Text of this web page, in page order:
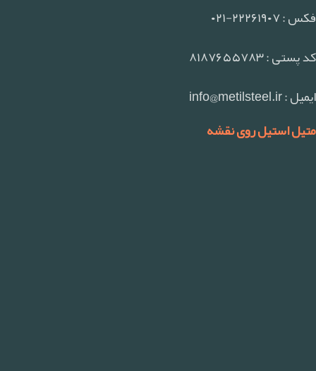
فکس : ۲۲۲۶۱۹۰۷-۰۲۱
کد پستی : ۸۱۸۷۶۵۵۷۸۳
ایمیل : info@metilsteel.ir
متیل استیل روی نقشه